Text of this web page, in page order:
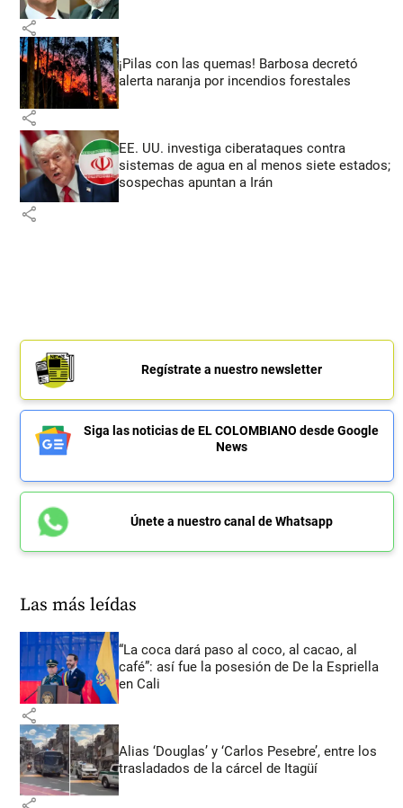
share
¡Pilas con las quemas! Barbosa decretó
alerta naranja por incendios forestales
share
EE. UU. investiga ciberataques contra
sistemas de agua en al menos siete estados;
sospechas apuntan a Irán
share
Regístrate a nuestro newsletter
Siga las noticias de EL COLOMBIANO desde Google
News
Únete a nuestro canal de Whatsapp
Las más leídas
“La coca dará paso al coco, al cacao, al
café”: así fue la posesión de De la Espriella
en Cali
share
Alias ‘Douglas’ y ‘Carlos Pesebre’, entre los
trasladados de la cárcel de Itagüí